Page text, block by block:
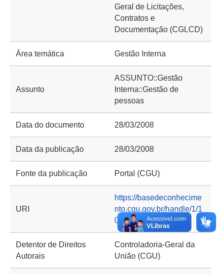
Geral de Licitações,
Contratos e
Documentação (CGLCD)
Área temática Gestão Interna
Assunto
ASSUNTO::Gestão
Interna::Gestão de
pessoas
Data do documento 28/03/2008
Data da publicação 28/03/2008
Fonte da publicação Portal (CGU)
URI
https://basedeconhecime
nto.cgu.gov.br/handle/1/1
0118
Detentor de Direitos
Autorais
Controladoria-Geral da
União (CGU)